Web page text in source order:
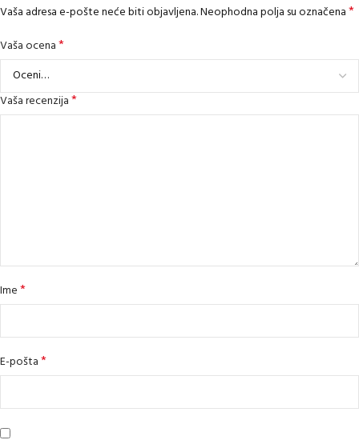
Vaša adresa e-pošte neće biti objavljena.Neophodna polja su označena*
Vaša ocena*
Vaša recenzija*
Ime*
E-pošta*